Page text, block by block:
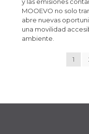
MOOEVO no solo
abre nuevas
una movilidad
ambiente.
1